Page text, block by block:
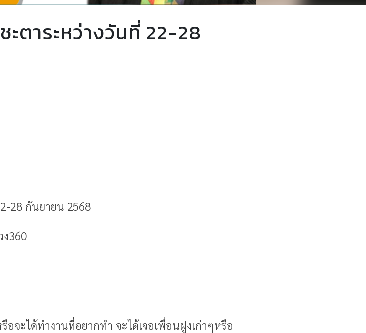
ตาระหว่างวันที่ 22-28
28 กันยายน 2568
360
จะได้ทำงานที่อยากทำ จะได้เจอเพื่อนฝูงเก่าๆหรือ